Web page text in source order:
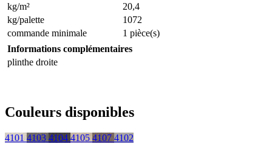
kg/m²
20,4
kg/palette
1072
commande minimale
1 pièce(s)
Informations complémentaires
plinthe droite
Couleurs disponibles
4101 4103 4104 4105 4107 4102